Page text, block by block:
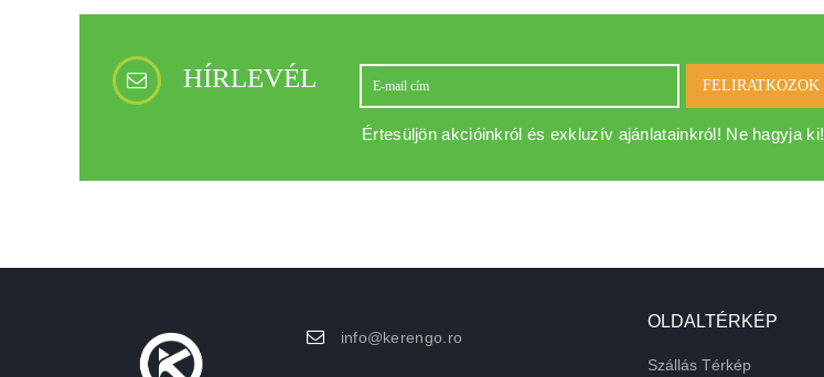
HÍRLEVÉL FELIRATKOZOK
Értesüljön akcióinkról és exkluzív ajánlatainkról! Ne hagyja ki!
info@kerengo.ro
OLDALTÉRKÉP
Szállás Térkép